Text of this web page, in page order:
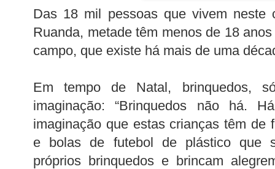
Das 18 mil pessoas que vivem neste
Ruanda, metade têm menos de 18
campo, que existe há mais de uma
Em tempo de Natal, brinquedos,
imaginação: “Brinquedos não há.
imaginação que estas crianças têm de
e bolas de futebol de plástico que
próprios brinquedos e brincam